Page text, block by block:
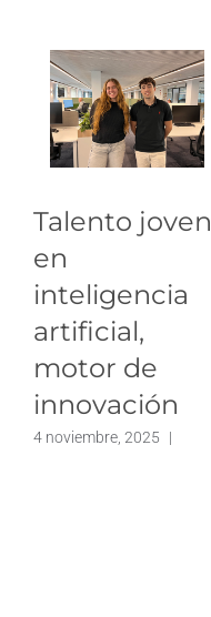
Talento joven
en
inteligencia
artificial,
motor de
innovación
4 noviembre, 2025 |